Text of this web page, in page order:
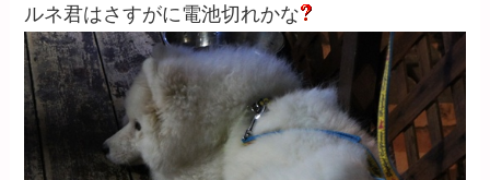
ルネ君はさすがに電池切れかな